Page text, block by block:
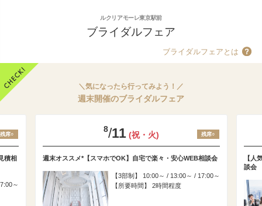
ルクリアモーレ東京駅前
ブライダルフェア
ブライダルフェアとは
＼気になったら行ってみよう！／
週末開催のブライダルフェア
残席○
積相
～
8/11 (祝・火) 残席○
週末オススメ*【スマホでOK】自宅で楽々・安心WEB相談会
3部制
10:00～ / 13:00～ / 17:00～
所要時間
2時間程度
【人
談会